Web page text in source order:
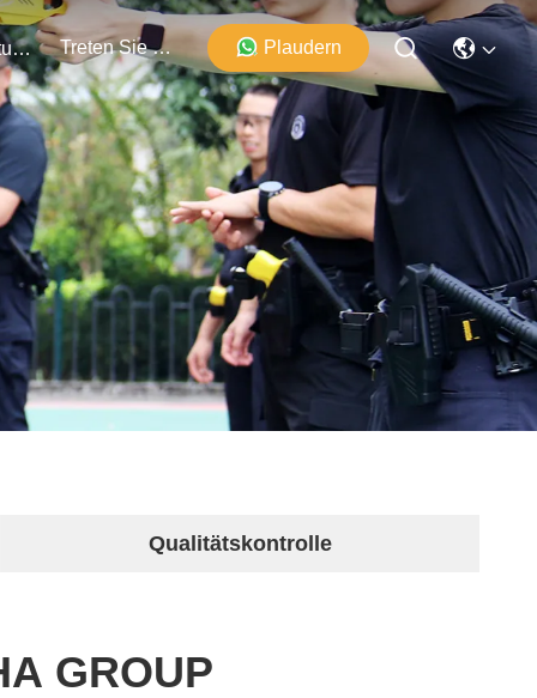
Veranstaltungen Treten Sie Mit Uns In Verbindung Plaudern
Qualitätskontrolle
GROUP